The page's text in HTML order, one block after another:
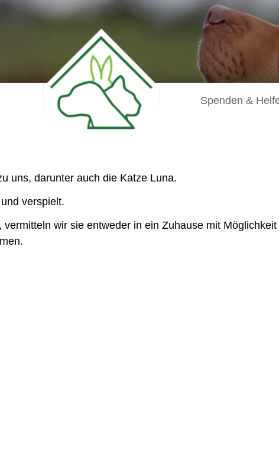
Spenden &
uns, darunter auch die Katze Luna.
verspielt.
wir sie entweder in ein Zuhause mit